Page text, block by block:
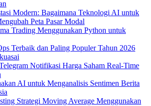
Modern: Bagaimana Teknologi AI untuk
Peta Pasar Modal
Trading Menggunakan Python untuk
Terbaik dan Paling Populer Tahun 2026
Notifikasi Harga Saham Real-Time
AI untuk Menganalisis Sentimen Berita
Strategi Moving Average Menggunakan